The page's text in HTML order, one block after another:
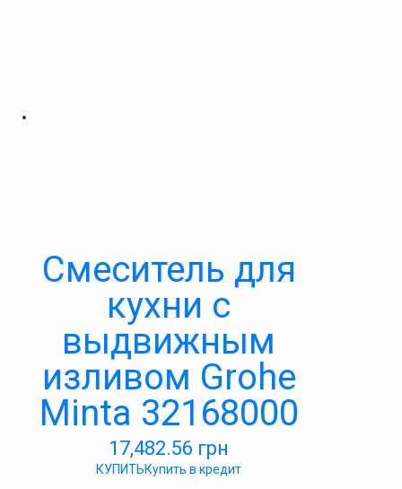
Смеситель для
кухни с
выдвижным
изливом Grohe
Minta 32168000
17,482.56 грн
КУПИТЬКупить в кредит